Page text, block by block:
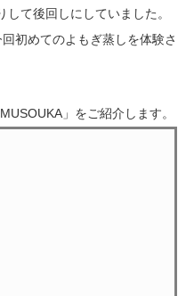
て後回しにしていました。
初めてのよもぎ蒸しを体験さ
」をご紹介します。